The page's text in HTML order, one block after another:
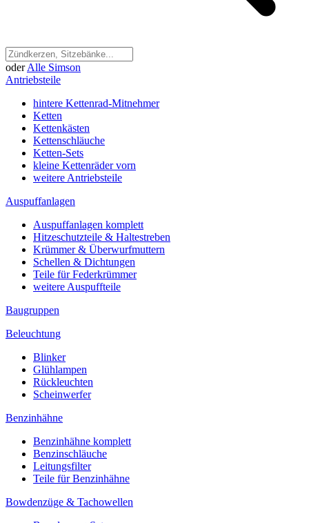
oder Alle Simson
Antriebsteile
hintere Kettenrad-Mitnehmer
Ketten
Kettenkästen
Kettenschläuche
Ketten-Sets
kleine Kettenräder vorn
weitere Antriebsteile
Auspuffanlagen
Auspuffanlagen komplett
Hitzeschutzteile & Haltestreben
Krümmer & Überwurfmuttern
Schellen & Dichtungen
Teile für Federkrümmer
weitere Auspuffteile
Baugruppen
Beleuchtung
Blinker
Glühlampen
Rückleuchten
Scheinwerfer
Benzinhähne
Benzinhähne komplett
Benzinschläuche
Leitungsfilter
Teile für Benzinhähne
Bowdenzüge & Tachowellen